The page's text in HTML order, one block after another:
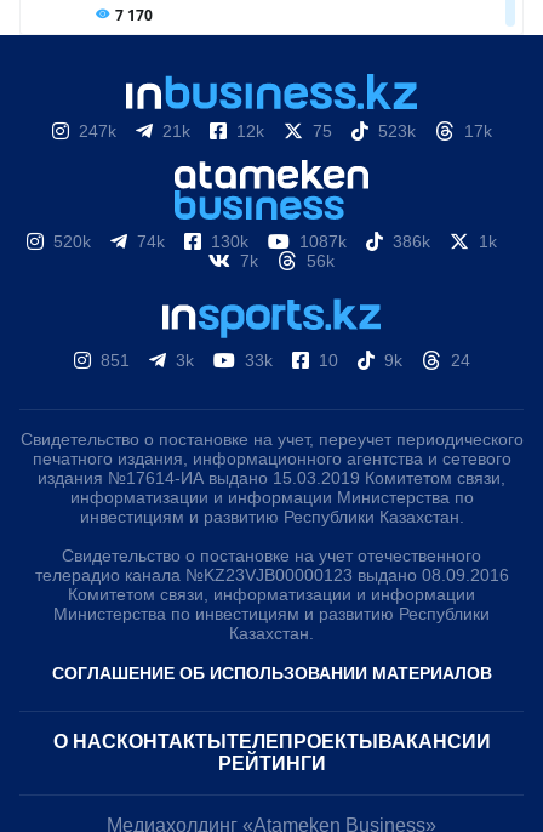
247k 21k 12k 75 523k 17k
520k 74k 130k 1087k 386k
1k
7k
56k
851 3k 33k 10 9k 24
Свидетельство о постановке на учет, переучет периодического
печатного издания, информационного агентства и сетевого
издания №17614-ИА выдано 15.03.2019 Комитетом связи,
информатизации и информации Министерства по
инвестициям и развитию Республики Казахстан.
Свидетельство о постановке на учет отечественного
телерадио канала №KZ23VJB00000123 выдано 08.09.2016
Комитетом связи, информатизации и информации
Министерства по инвестициям и развитию Республики
Казахстан.
СОГЛАШЕНИЕ ОБ ИСПОЛЬЗОВАНИИ МАТЕРИАЛОВ
О НАС КОНТАКТЫ ТЕЛЕПРОЕКТЫ ВАКАНСИИ
РЕЙТИНГИ
Медиахолдинг «Atameken Business»